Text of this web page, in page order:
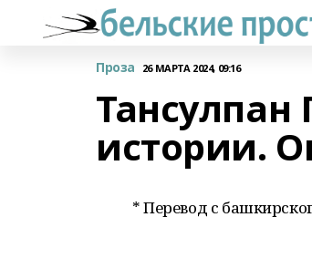
Проза 26 МАРТА 2024, 09:16
истории.
* Перевод с